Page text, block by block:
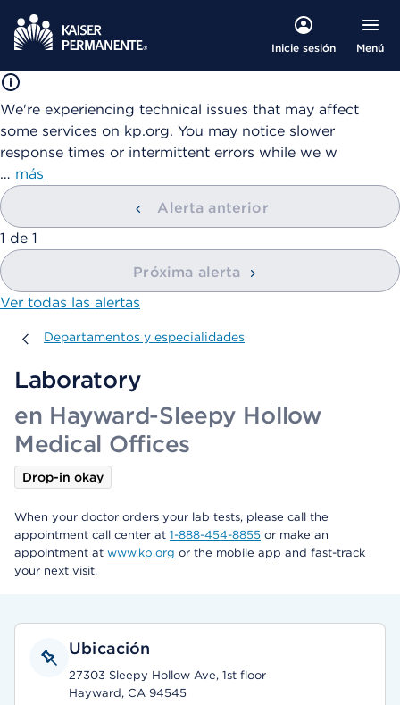
Inicie sesión Menú
We're experiencing technical issues that may affect
some services on kp.org. You may notice slower
response times or intermittent errors while we w
… más
Alerta anterior
mostrando
1 de 1
Próxima alerta
Ver todas las alertas
Departamentos y especialidades
Departamentos y especialidades
Laboratory
en Hayward-Sleepy Hollow
Medical Offices
Drop-in okay
When your doctor orders your lab tests, please call the
appointment call center at 1-888-454-8855 or make an
appointment at www.kp.org or the mobile app and fast-track
your next visit.
Ubicación
27303 Sleepy Hollow Ave, 1st floor
Hayward, CA 94545